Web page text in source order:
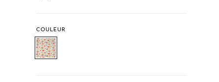
COULEUR